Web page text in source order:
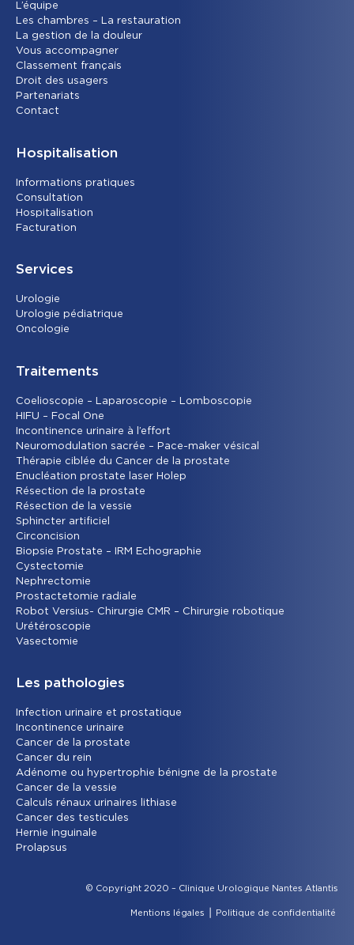
L’équipe
Les chambres – La restauration
La gestion de la douleur
Vous accompagner
Classement français
Droit des usagers
Partenariats
Contact
Hospitalisation
Informations pratiques
Consultation
Hospitalisation
Facturation
Services
Urologie
Urologie pédiatrique
Oncologie
Traitements
Coelioscopie – Laparoscopie – Lomboscopie
HIFU – Focal One
Incontinence urinaire à l’effort
Neuromodulation sacrée – Pace-maker vésical
Thérapie ciblée du Cancer de la prostate
Enucléation prostate laser Holep
Résection de la prostate
Résection de la vessie
Sphincter artificiel
Circoncision
Biopsie Prostate – IRM Echographie
Cystectomie
Nephrectomie
Prostactetomie radiale
Robot Versius- Chirurgie CMR – Chirurgie robotique
Urétéroscopie
Vasectomie
Les pathologies
Infection urinaire et prostatique
Incontinence urinaire
Cancer de la prostate
Cancer du rein
Adénome ou hypertrophie bénigne de la prostate
Cancer de la vessie
Calculs rénaux urinaires lithiase
Cancer des testicules
Hernie inguinale
Prolapsus
© Copyright 2020 – Clinique Urologique Nantes Atlantis
Mentions légales Politique de confidentialité